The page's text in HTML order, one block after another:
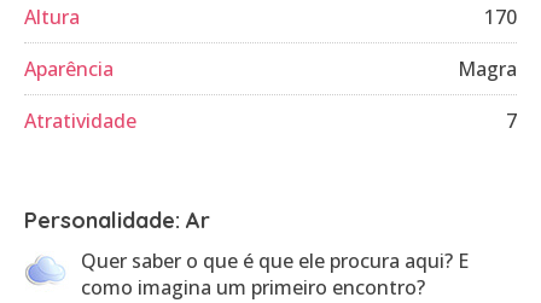
Altura
170
Aparência
Magra
Atratividade
7
Personalidade: Ar
Quer saber o que é que ele procura aqui? E
como imagina um primeiro encontro?